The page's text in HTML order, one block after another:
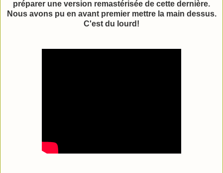
préparer une version remastérisée de cette dernière.
Nous avons pu en avant premier mettre la main dessus.
C'est du lourd!